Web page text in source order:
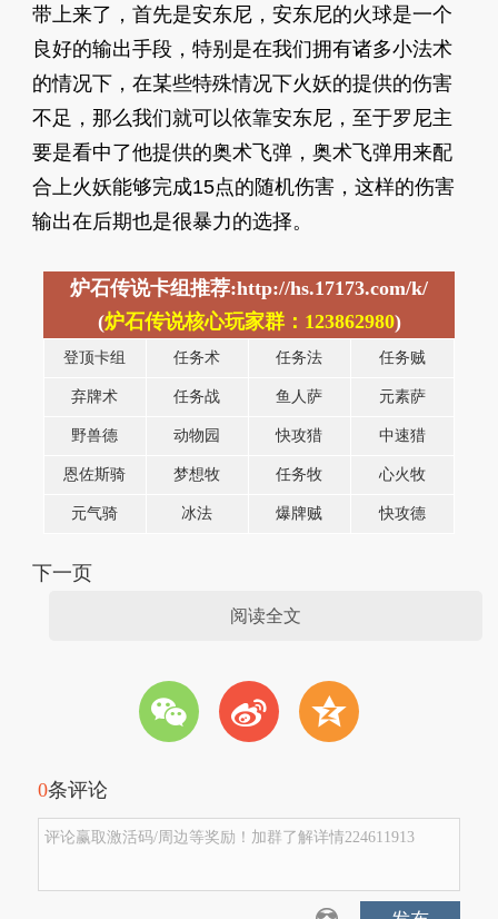
带上来了，首先是安东尼，安东尼的火球是一个
良好的输出手段，特别是在我们拥有诸多小法术
的情况下，在某些特殊情况下火妖的提供的伤害
不足，那么我们就可以依靠安东尼，至于罗尼主
要是看中了他提供的奥术飞弹，奥术飞弹用来配
合上火妖能够完成15点的随机伤害，这样的伤害
输出在后期也是很暴力的选择。
炉石传说卡组推荐:http://hs.17173.com/k/
(炉石传说核心玩家群：123862980)
登顶卡组 任务术 任务法 任务贼
弃牌术 任务战 鱼人萨 元素萨
野兽德 动物园 快攻猎 中速猎
恩佐斯骑 梦想牧 任务牧 心火牧
元气骑 冰法 爆牌贼 快攻德
下一页
阅读全文
w t z
0条评论
评论赢取激活码/周边等奖励！加群了解详情224611913